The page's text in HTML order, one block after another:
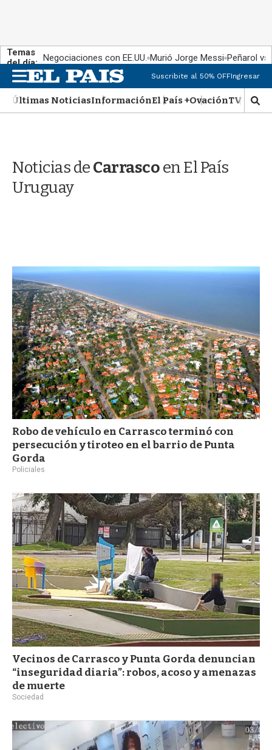
Temas
del día: Negociaciones con EE.UU. Murió Jorge Messi Peñarol
M
e
n
u
Suscribite al 50% OFFIngresar
Últimas NoticiasInformaciónEl País +OvaciónTV Show
M
o
d
a
Noticias deCarrascoen El País
Uruguay
Robo de vehículo en Carrasco terminó con
persecución y tiroteo en el barrio de Punta
Gorda
Policiales
Vecinos de Carrasco y Punta Gorda denuncian
“inseguridad diaria”: robos, acoso y amenazas
de muerte
Sociedad